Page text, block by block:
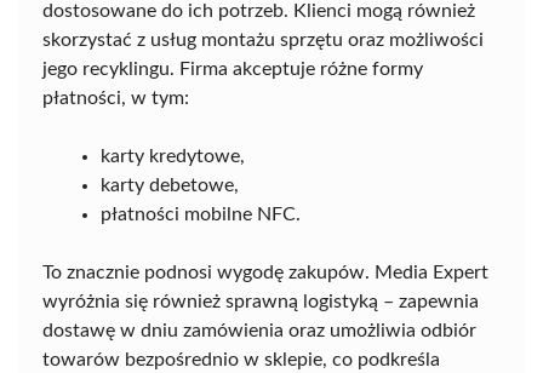
dostosowane do ich potrzeb. Klienci mogą również
skorzystać z usług montażu sprzętu oraz możliwości
jego recyklingu. Firma akceptuje różne formy
płatności, w tym:
karty kredytowe,
karty debetowe,
płatności mobilne NFC.
To znacznie podnosi wygodę zakupów. Media Expert
wyróżnia się również sprawną logistyką – zapewnia
dostawę w dniu zamówienia oraz umożliwia odbiór
towarów bezpośrednio w sklepie, co podkreśla